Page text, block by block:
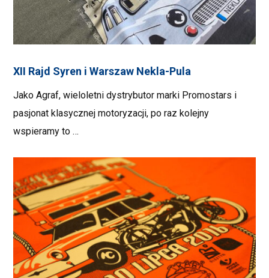
XII Rajd Syren i Warszaw Nekla-Pula
Jako Agraf, wieloletni dystrybutor marki Promostars i
pasjonat klasycznej motoryzacji, po raz kolejny
wspieramy to …